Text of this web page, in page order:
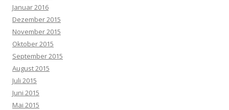
Januar 2016
Dezember 2015
November 2015
Oktober 2015
September 2015
August 2015
Juli 2015
Juni 2015
Mai 2015